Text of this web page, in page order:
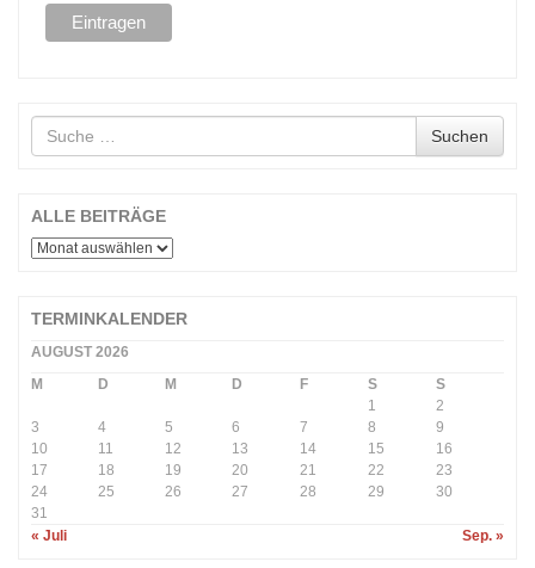
Suche
nach
Suchen
ALLE BEITRÄGE
ALLE
TERMINKALENDER
AUGUST 2026
M
D M D F S
S
1
2
3
4 5 6 7 8
9
10
11 12 13 14 15
16
17
18 19 20 21 22
23
24
25 26 27 28 29
30
31
« Juli
Sep. »